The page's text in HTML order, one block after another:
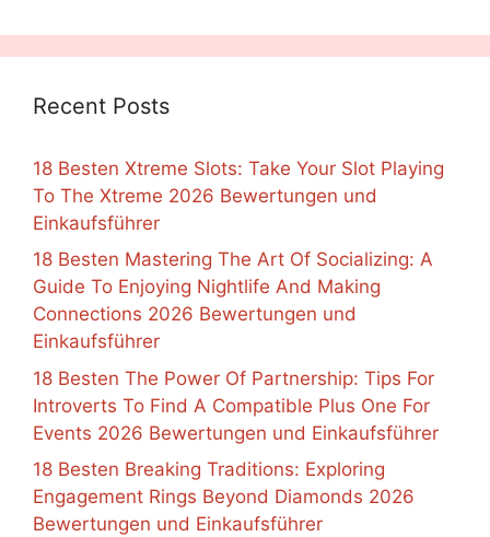
Recent Posts
18 Besten Xtreme Slots: Take Your Slot Playing
To The Xtreme 2026 Bewertungen und
Einkaufsführer
18 Besten Mastering The Art Of Socializing: A
Guide To Enjoying Nightlife And Making
Connections 2026 Bewertungen und
Einkaufsführer
18 Besten The Power Of Partnership: Tips For
Introverts To Find A Compatible Plus One For
Events 2026 Bewertungen und Einkaufsführer
18 Besten Breaking Traditions: Exploring
Engagement Rings Beyond Diamonds 2026
Bewertungen und Einkaufsführer